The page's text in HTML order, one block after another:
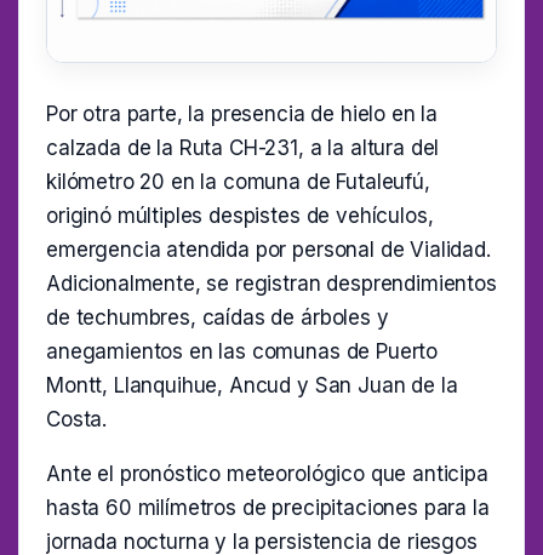
Por otra parte, la presencia de hielo en la
calzada de la Ruta CH-231, a la altura del
kilómetro 20 en la comuna de Futaleufú,
originó múltiples despistes de vehículos,
emergencia atendida por personal de Vialidad.
Adicionalmente, se registran desprendimientos
de techumbres, caídas de árboles y
anegamientos en las comunas de Puerto
Montt, Llanquihue, Ancud y San Juan de la
Costa.
Ante el pronóstico meteorológico que anticipa
hasta 60 milímetros de precipitaciones para la
jornada nocturna y la persistencia de riesgos